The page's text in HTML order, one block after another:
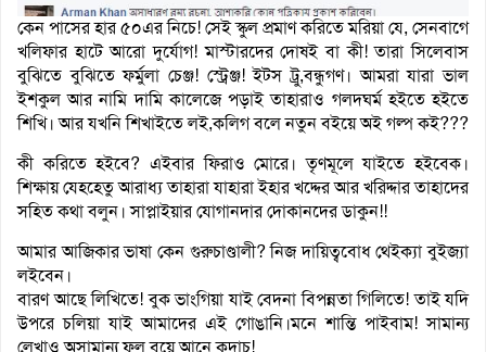
কেন পাসের হার ৫০এর নিচে! সেই স্কুল প্রমাণ করিতে মরিয়া যে, সেনবাগে
খলিফার হাটে আরো দুর্যোগ! মাস্টারদের দোষই বা কী! তারা সিলেবাস
বুঝিতে বুঝিতে ফর্মুলা চেঞ্জ! স্ট্রেঞ্জ! ইটস ট্রু,বন্ধুগণ। আমরা যারা ভাল
ইশকুল আর নামি দামি কালেজে পড়াই তাহারাও গলদঘর্ম হইতে হইতে
শিখি। আর যখনি শিখাইতে লই,কলিগ বলে নতুন বইয়ে অই গল্প কই???
কী করিতে হইবে? এইবার ফিরাও মোরে। তৃণমূলে যাইতে হইবেক।
শিক্ষায় যেহহেতু আরাধ্য তাহারা যাহারা ইহার খদ্দের আর খরিদ্দার তাহাদের
সহিত কথা বলুন। সাপ্লাইয়ার যোগানদার দোকানদের ডাকুন!!
আমার আজিকার ভাষা কেন গুরুচাণ্ডালী? নিজ দায়িত্ববোধ থেইক্যা বুইজ্যা
লইবেন।
বারণ আছে লিখিতে! বুক ভাংগিয়া যাই বেদনা বিপন্নতা গিলিতে! তাই যদি
উপরে চলিয়া যাই আমাদের এই গোঙানি।মনে শান্তি পাইবাম! সামান্য